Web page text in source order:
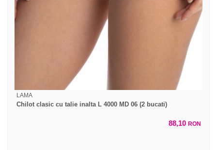
LAMA
Chilot clasic cu talie inalta L 4000 MD 06 (2 bucati)
88,10 RON